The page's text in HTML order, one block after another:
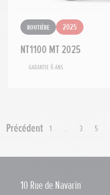
Routière 2025
NT1100 MT 2025
Garantie 6 ans
Précédent 1 … 3 5
10 Rue de Navarin